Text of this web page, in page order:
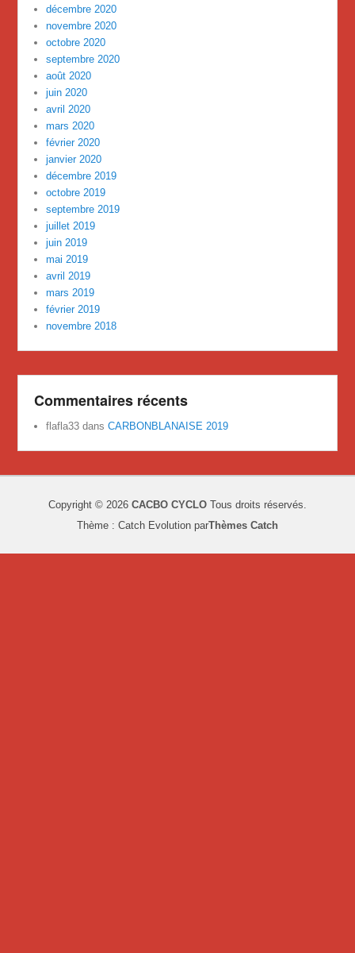
décembre 2020
novembre 2020
octobre 2020
septembre 2020
août 2020
juin 2020
avril 2020
mars 2020
février 2020
janvier 2020
décembre 2019
octobre 2019
septembre 2019
juillet 2019
juin 2019
mai 2019
avril 2019
mars 2019
février 2019
novembre 2018
Commentaires récents
flafla33 dansCARBONBLANAISE 2019
Copyright © 2026 CACBO CYCLO Tous droits réservés.
Thème : Catch Evolution parThèmes Catch